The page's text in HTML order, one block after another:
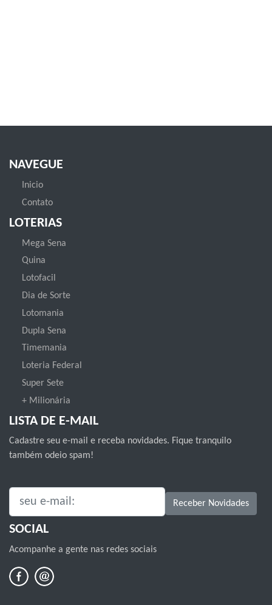
NAVEGUE
Inicio
Contato
LOTERIAS
Mega Sena
Quina
Lotofacil
Dia de Sorte
Lotomania
Dupla Sena
Timemania
Loteria Federal
Super Sete
+ Milionária
LISTA DE E-MAIL
Cadastre seu e-mail e receba novidades. Fique tranquilo
também odeio spam!
SEU E-MAIL: Receber Novidades
SOCIAL
Acompanhe a gente nas redes sociais